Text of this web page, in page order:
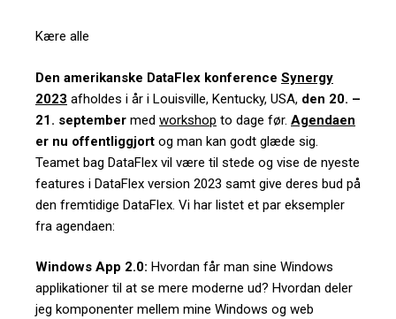
Kære alle
Den amerikanske DataFlex konference Synergy
2023 afholdes i år i Louisville, Kentucky, USA, den 20. –
21. september med workshop to dage før. Agendaen
er nu offentliggjort og man kan godt glæde sig.
Teamet bag DataFlex vil være til stede og vise de nyeste
features i DataFlex version 2023 samt give deres bud på
den fremtidige DataFlex. Vi har listet et par eksempler
fra agendaen:
Windows App 2.0: Hvordan får man sine Windows
applikationer til at se mere moderne ud? Hvordan deler
jeg komponenter mellem mine Windows og web